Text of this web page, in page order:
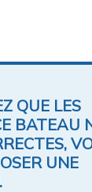
QUE LES
BATEAU
UNE